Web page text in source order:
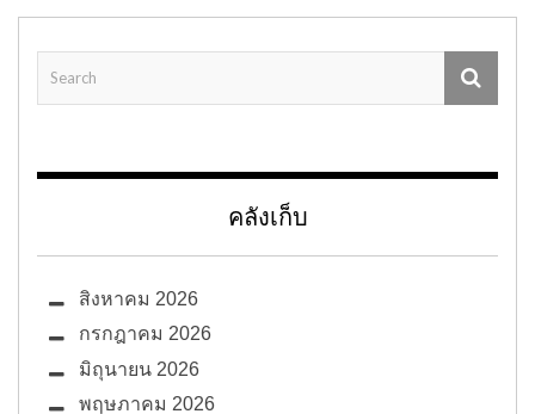
คลังเก็บ
สิงหาคม 2026
กรกฎาคม 2026
มิถุนายน 2026
พฤษภาคม 2026